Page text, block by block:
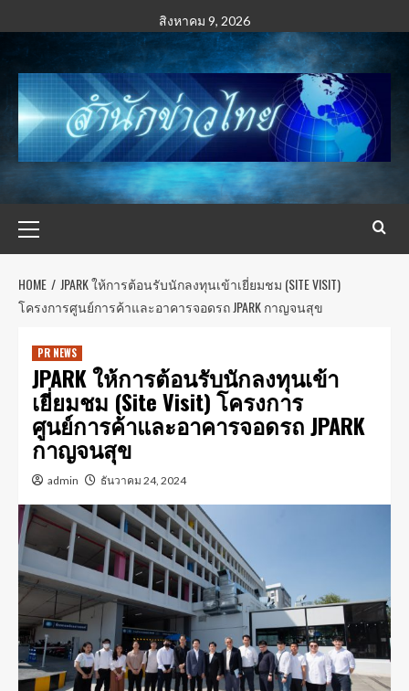
สิงหาคม 9, 2026
HOME
JPARK ให้การต้อนรับนักลงทุนเข้าเยี่ยมชม (SITE VISIT)
โครงการศูนย์การค้าและอาคารจอดรถ JPARK กาญจนสุข
PR NEWS
JPARK ให้การต้อนรับนักลงทุนเข้า
เยี่ยมชม (Site Visit) โครงการ
ศูนย์การค้าและอาคารจอดรถ JPARK
กาญจนสุข
admin ธันวาคม 24, 2024